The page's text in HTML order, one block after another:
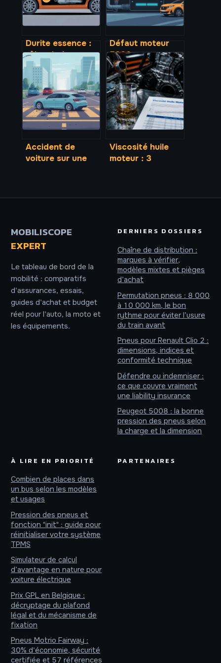
Durite essence :
rôle, choix,
symptômes
d’usure et
remplacement
Défaut moteur
5008 : causes,
messages
d’alerte et
solutions fiables
Accident de
voiture sur une
Viscosité huile
moteur : 3
MOBILISCOPE
EXPERT
Le tableau de bord de la
mobilité : comparatifs
d'assurances, essais,
guides d'achat et budget
réel pour l'auto, la moto et
les équipements.
DERNIERS DOSSIERS
Chaîne de distribution :
marques à vérifier,
modèles mixtes et pièges
d’achat
Permutation pneus : 8 000
à 10 000 km, le bon
rythme pour éviter l’usure
du train avant
Pneus pour Renault Clio 2 :
dimensions, indices et
conformité technique
Défendre ou indemniser :
ce que couvre vraiment
une liability insurance
Peugeot 5008 : la bonne
pression des pneus selon
la charge et la dimension
À LIRE EN PRIORITÉ
Combien de places dans
un bus selon les modèles
et usages
Pression des pneus et
fonction "init" : guide pour
réinitialiser votre système
TPMS
Simulateur de calcul
d’avantage en nature pour
voiture électrique
Prix GPL en Belgique :
décryptage du plafond
légal et du mécanisme de
fixation
Pneus Motrio Fairway :
30% d'économie, sécurité
certifiée et 57 références
PARTENAIRES